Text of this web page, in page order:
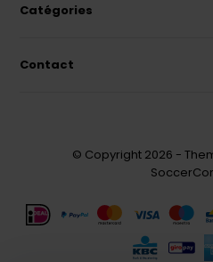
Catégories
Contact
© Copyright 2026 -